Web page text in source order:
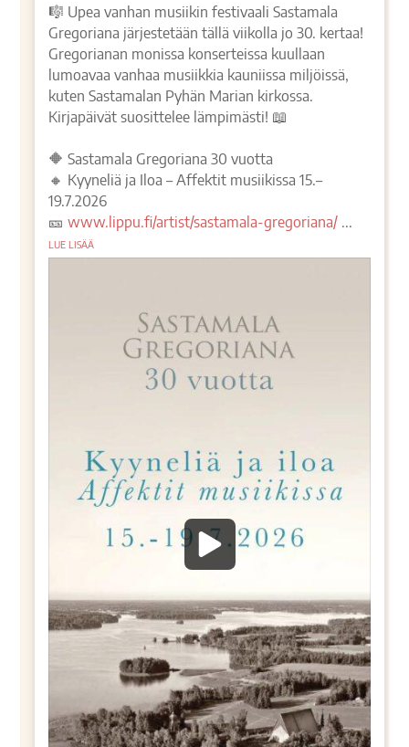
🎼 Upea vanhan musiikin festivaali Sastamala
Gregoriana järjestetään tällä viikolla jo 30. kertaa!
Gregorianan monissa konserteissa kuullaan
lumoavaa vanhaa musiikkia kauniissa miljöissä,
kuten Sastamalan Pyhän Marian kirkossa.
Kirjapäivät suosittelee lämpimästi! 📖
🔶 Sastamala Gregoriana 30 vuotta
🔸 Kyyneliä ja Iloa – Affektit musiikissa 15.–
19.7.2026
🎫www.lippu.fi/artist/sastamala-gregoriana/ ...
LUE LISÄÄ